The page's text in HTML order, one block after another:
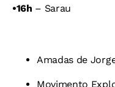
•16h – Sarau
Amadas de
Movimento